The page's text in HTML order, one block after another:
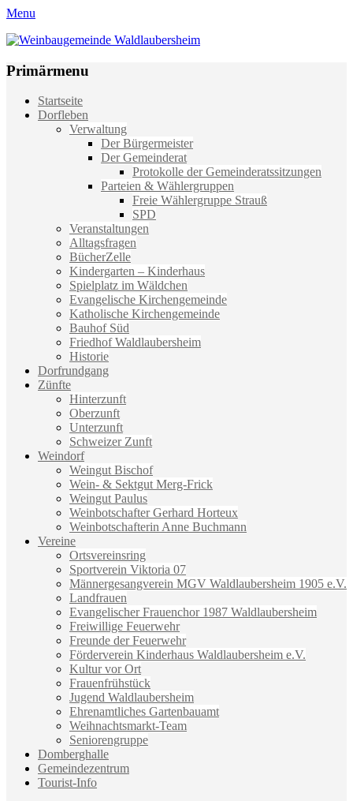
Menu
Weinbaugemeinde Waldlaubersheim
Primärmenu
Weiter
zum
Startseite
Dorfleben
Verwaltung
Der Bürgermeister
Der Gemeinderat
Protokolle der Gemeinderatssitzungen
Parteien & Wählergruppen
Freie Wählergruppe Strauß
SPD
Veranstaltungen
Alltagsfragen
BücherZelle
Kindergarten – Kinderhaus
Spielplatz im Wäldchen
Evangelische Kirchengemeinde
Katholische Kirchengemeinde
Bauhof Süd
Friedhof Waldlaubersheim
Historie
Dorfrundgang
Zünfte
Hinterzunft
Oberzunft
Unterzunft
Schweizer Zunft
Weindorf
Weingut Bischof
Wein- & Sektgut Merg-Frick
Weingut Paulus
Weinbotschafter Gerhard Horteux
Weinbotschafterin Anne Buchmann
Vereine
Ortsvereinsring
Sportverein Viktoria 07
Männergesangverein MGV Waldlaubersheim 1905 e.V.
Landfrauen
Evangelischer Frauenchor 1987 Waldlaubersheim
Freiwillige Feuerwehr
Freunde der Feuerwehr
Förderverein Kinderhaus Waldlaubersheim e.V.
Kultur vor Ort
Frauenfrühstück
Jugend Waldlaubersheim
Ehrenamtliches Gartenbauamt
Weihnachtsmarkt-Team
Seniorengruppe
Domberghalle
Gemeindezentrum
Tourist-Info